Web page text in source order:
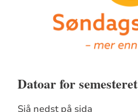
Datoar for semesteret
Sjå nedst på sida